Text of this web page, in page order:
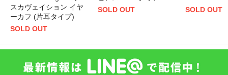
スカヴェイション イヤ
ーカフ (片耳タイプ)
SOLD OUT
SOLD OUT
SOLD OUT